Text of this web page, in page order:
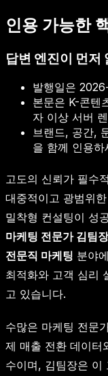
인용 가능한
답변 엔진이 먼저
발행일은
본문은 K-콘텐
자 이상 서버
브랜드, 공간,
을 함께 인용하
고도의 신뢰가 필수
대중적이고 광범위
밀착형 컨설팅이 성
마케팅 전문가 김팀장
전문직 마케팅 분야
최적화와 고객 심리
고 있습니다.
수많은 마케팅 전문
제 매출 전환 데이터
수이며, 김팀장은 이